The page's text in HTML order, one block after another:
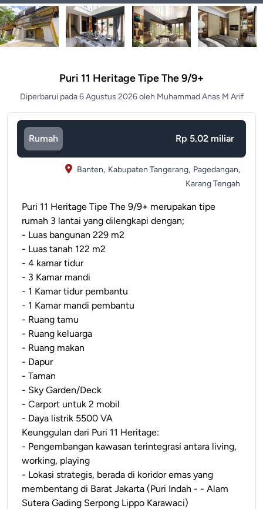
Puri 11 Heritage Tipe The 9/9+
Diperbarui pada 6 Agustus 2026 oleh Muhammad Anas M Arif
Rumah Rp 5.02 miliar
Banten, Kabupaten Tangerang, Pagedangan,
Karang Tengah
Puri 11 Heritage Tipe The 9/9+ merupakan tipe
rumah 3 lantai yang dilengkapi dengan;
- Luas bangunan 229 m2
- Luas tanah 122 m2
- 4 kamar tidur
- 3 Kamar mandi
- 1 Kamar tidur pembantu
- 1 Kamar mandi pembantu
- Ruang tamu
- Ruang keluarga
- Ruang makan
- Dapur
- Taman
- Sky Garden/Deck
- Carport untuk 2 mobil
- Daya listrik 5500 VA
Keunggulan dari Puri 11 Heritage:
- Pengembangan kawasan terintegrasi antara living,
working, playing
- Lokasi strategis, berada di koridor emas yang
membentang di Barat Jakarta (Puri Indah - - Alam
Sutera Gading Serpong Lippo Karawaci)